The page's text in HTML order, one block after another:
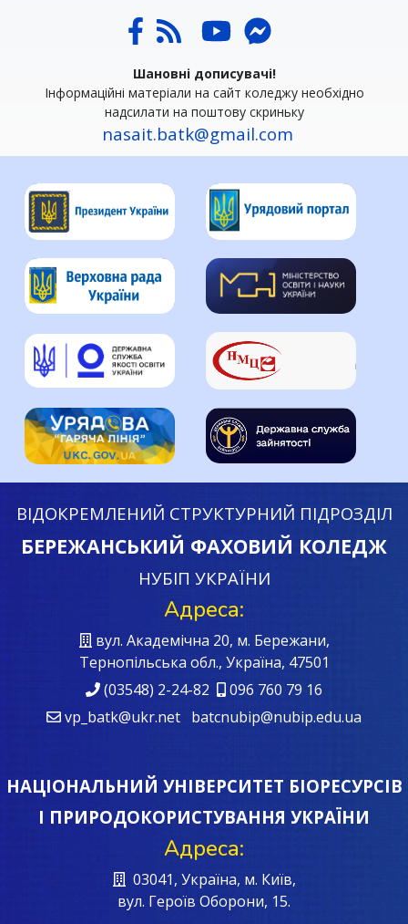
Шановні дописувачі!
Інформаційні матеріали на сайт коледжу необхідно
надсилати на поштову скриньку
nasait.batk@gmail.com
ВІДОКРЕМЛЕНИЙ СТРУКТУРНИЙ ПІДРОЗДІЛ
БЕРЕЖАНСЬКИЙ ФАХОВИЙ КОЛЕДЖ
НУБІП УКРАЇНИ
Адреса:
вул. Академічна 20, м. Бережани,
Тернопільська обл., Україна, 47501
(03548) 2-24-82
096 760 79 16
vp_batk@ukr.net batcnubip@nubip.edu.ua
НАЦІОНАЛЬНИЙ УНІВЕРСИТЕТ БІОРЕСУРСІВ
І ПРИРОДОКОРИСТУВАННЯ УКРАЇНИ
Адреса:
03041, Україна, м. Київ,
вул. Героїв Oборони, 15.